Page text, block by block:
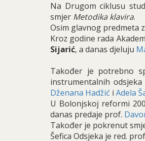
Na Drugom ciklusu
smjer Metodika klavira.
Osim glavnog predmeta
Kroz godine rada
Sijarić, a danas djeluju
Također je potrebno
instrumentalnih
Dženana Hadžić i Adela
U Bolonjskoj reformi
danas predaje prof.
Također je pokrenut
Šefica Odsjeka je red.